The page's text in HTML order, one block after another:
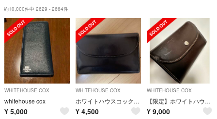
約10,000件中 2629 - 2664件
WHITEHOUSE COX
whitehouse cox
¥ 5,000
WHITEHOUSE COX
ホワイトハウスコックス 三つ折り財布
¥ 4,500
WHITEHOUSE COX
【限定】ホワイトハウスコックス
¥ 9,000